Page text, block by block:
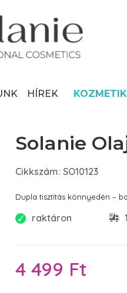
HÍREK
Solanie
Cikkszám: SO10123
Dupla tisztítás könnyedén –
raktáron
4 499 Ft